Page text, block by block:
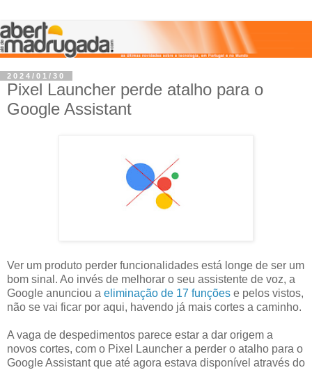
2024/01/30
Pixel Launcher perde atalho para o
Google Assistant
Ver um produto perder funcionalidades está longe de ser um
bom sinal. Ao invés de melhorar o seu assistente de voz, a
Google anunciou a eliminação de 17 funções e pelos vistos,
não se vai ficar por aqui, havendo já mais cortes a caminho.
A vaga de despedimentos parece estar a dar origem a
novos cortes, com o Pixel Launcher a perder o atalho para o
Google Assistant que até agora estava disponível através do